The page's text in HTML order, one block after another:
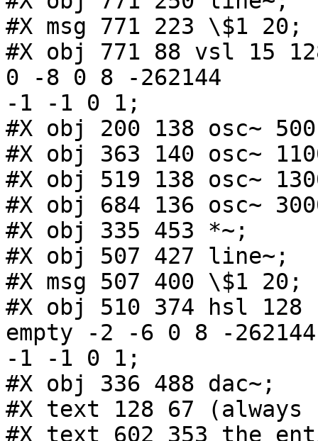
#X msg 771 223 \$1 20;
#X obj 771 88 vsl 15
0 -8 0 8 -262144
-1 -1 0 1;
#X obj 200 138 osc~
#X obj 363 140 osc~
#X obj 519 138 osc~
#X obj 684 136 osc~
#X obj 335 453 *~;
#X obj 507 427 line~;
#X msg 507 400 \$1 20;
#X obj 510 374 hsl 128
empty -2 -6 0 8 -262144
-1 -1 0 1;
#X obj 336 488 dac~;
#X text 128 67
#X text 602 353 the